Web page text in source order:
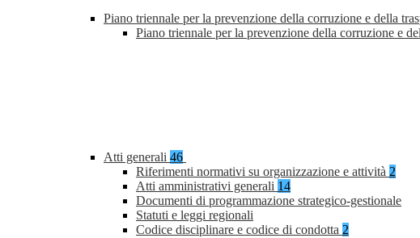
Piano triennale per la prevenzione della corruzione e della
Piano triennale per la prevenzione della corruzione e
Atti generali 46
Riferimenti normativi su organizzazione e attività 2
Atti amministrativi generali 14
Documenti di programmazione strategico-gestionale
Statuti e leggi regionali
Codice disciplinare e codice di condotta 2